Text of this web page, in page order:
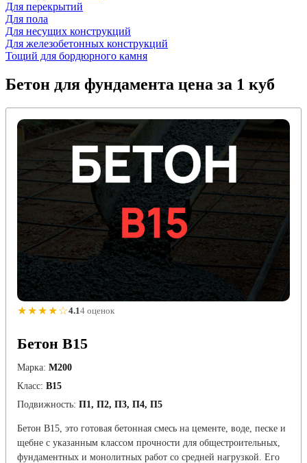
Для перекрытий
Для пола
Для несущих конструкций
Для железобетонных конструкций
Тощий для бордюрного камня
Бетон для фундамента цена за 1 куб
★★★★☆4.14 оценок
Бетон B15
Марка: М200
Класс: В15
Подвижность: П1, П2, П3, П4, П5
Бетон B15, это готовая бетонная смесь на цементе, воде, песке и
щебне с указанным классом прочности для общестроительных,
фундаментных и монолитных работ со средней нагрузкой. Его